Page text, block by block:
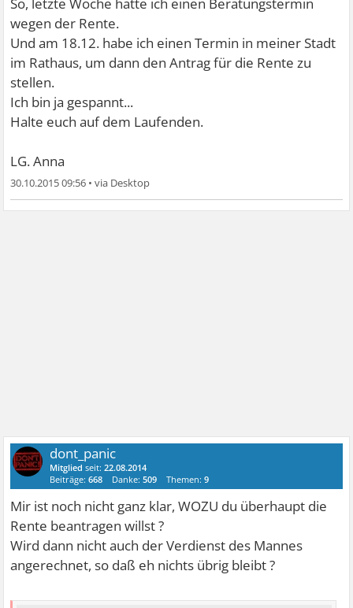
wegen der Rente.
Und am 18.12. habe ich einen Termin in meiner Stadt
im Rathaus, um dann den Antrag für die Rente zu
stellen.
Ich bin ja gespannt...
Halte euch auf dem Laufenden.
LG. Anna
30.10.2015 09:56 •
dont_panic
Mitglied seit:22.08.2014
Beiträge:668 Danke:509 Themen:9
Mir ist noch nicht ganz klar, WOZU du überhaupt die
Rente beantragen willst ?
Wird dann nicht auch der Verdienst des Mannes
angerechnet, so daß eh nichts übrig bleibt ?